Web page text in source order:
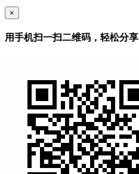
×
用手机扫一扫二维码，轻松分享